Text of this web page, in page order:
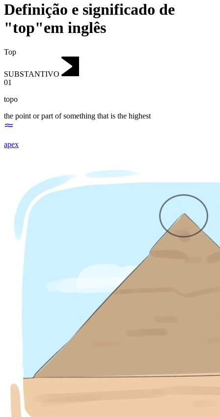
Definição e significado de
"top"em inglês
Top
SUBSTANTIVO
01
topo
the point or part of something that is the highest
apex